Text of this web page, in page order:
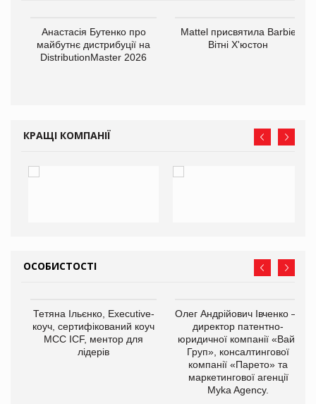
Анастасія Бутенко про
майбутнє дистрибуції на
DistributionMaster 2026
Mattel присвятила Barbie
Вітні Х'юстон
КРАЩІ КОМПАНІЇ
ОСОБИСТОСТІ
Тетяна Ільєнко, Executive-
коуч, сертифікований коуч
МСС ICF, ментор для
лідерів
Олег Андрійович Івченко —
директор патентно-
юридичної компанії «Вайз
Груп», консалтингової
компанії «Парето» та
маркетингової агенції
Myka Agency.